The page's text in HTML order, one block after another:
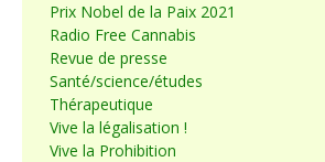
Prix Nobel de la Paix 2021
Radio Free Cannabis
Revue de presse
Santé/science/études
Thérapeutique
Vive la légalisation !
Vive la Prohibition